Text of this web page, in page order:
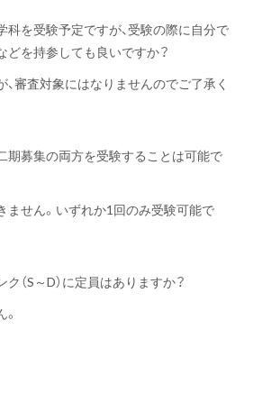
科を受験予定ですが、受験の際に自分で
どを持参しても良いですか？
審査対象にはなりませんのでご了承く
期募集の両方を受験することは可能で
ません。いずれか1回のみ受験可能で
（S～D）に定員はありますか？